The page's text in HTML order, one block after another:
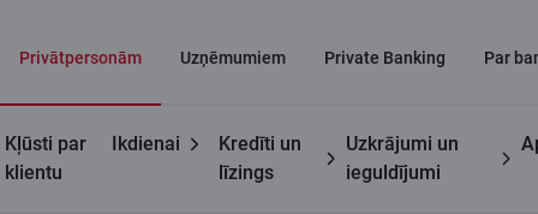
Privātpersonām Uzņēmumiem Private Banking Par
Kļūsti par
klientu
Ikdienai
Kredīti un
līzings
Uzkrājumi un
ieguldījumi
Privātpersonām Auto līzings Pārdodam